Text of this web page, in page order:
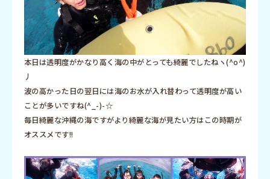
本日は透明度がかなり高く海の中がとっても綺麗でしたねヽ(^o^)
丿
波の高かった日の翌日には海のお水が入れ替わって透明度が高い
ことが多いですね(^_-)-☆
毎日綺麗な沖縄の海ですがより綺麗な海が見たい方はこの時期が
オススメです!!